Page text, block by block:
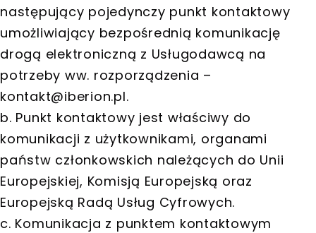
następujący pojedynczy punkt kontaktowy
umożliwiający bezpośrednią komunikację
drogą elektroniczną z Usługodawcą na
potrzeby ww. rozporządzenia –
kontakt@iberion.pl.
b. Punkt kontaktowy jest właściwy do
komunikacji z użytkownikami, organami
państw członkowskich należących do Unii
Europejskiej, Komisją Europejską oraz
Europejską Radą Usług Cyfrowych.
c. Komunikacja z punktem kontaktowym